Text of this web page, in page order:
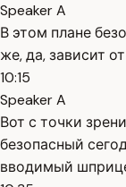
Speaker A
В этом плане
же, да, зависит
10:15
Speaker A
Вот с точки
безопасный
вводимый